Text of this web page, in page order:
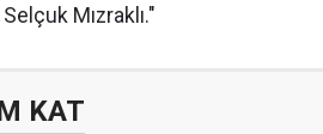
Mızraklı."
KAT